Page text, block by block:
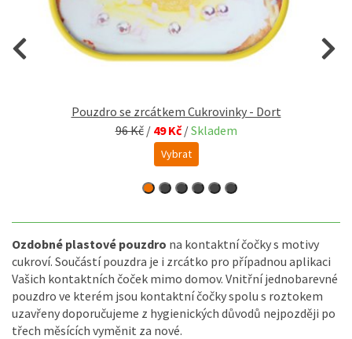
Pouzdro se zrcátkem Cukrovinky - Dort
96 Kč/ 49 Kč/Skladem
Vybrat
Ozdobné plastové pouzdro na kontaktní čočky s motivy
cukroví. Součástí pouzdra je i zrcátko pro případnou aplikaci
Vašich kontaktních čoček mimo domov. Vnitřní jednobarevné
pouzdro ve kterém jsou kontaktní čočky spolu s roztokem
uzavřeny doporučujeme z hygienických důvodů nejpozději po
třech měsících vyměnit za nové.